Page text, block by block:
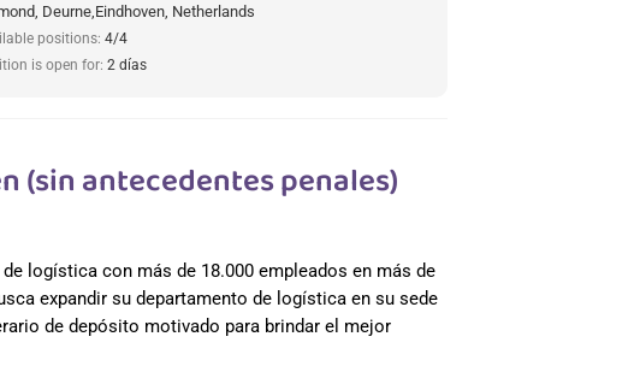
Deurne,Eindhoven, Netherlands
positions: 4/4
is open for: 2 días
(sin antecedentes penales)
logística con más de 18.000 empleados en más de
expandir su departamento de logística en su sede
de depósito motivado para brindar el mejor